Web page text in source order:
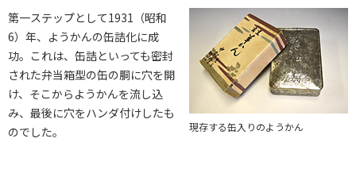
現存する缶入りのようかん
第一ステップとして1931（昭和
6）年、ようかんの缶詰化に成
功。これは、缶詰といっても密封
された弁当箱型の缶の胴に穴を開
け、そこからようかんを流し込
み、最後に穴をハンダ付けしたも
のでした。